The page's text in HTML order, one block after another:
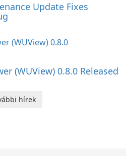
Update Fixes
(WUView) 0.8.0 Released
hírek